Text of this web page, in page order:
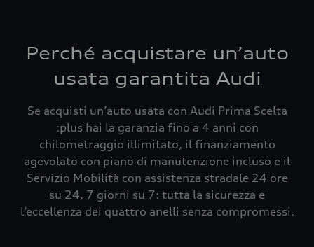
Perché acquistare un’auto
usata garantita Audi
Se acquisti un’auto usata con Audi Prima Scelta
:plus hai la garanzia fino a 4 anni con
chilometraggio illimitato, il finanziamento
agevolato con piano di manutenzione incluso e il
Servizio Mobilità con assistenza stradale 24 ore
su 24, 7 giorni su 7: tutta la sicurezza e
l’eccellenza dei quattro anelli senza compromessi.